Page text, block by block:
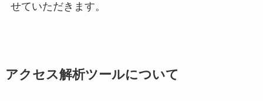
せていただきます。
アクセス解析ツールについて